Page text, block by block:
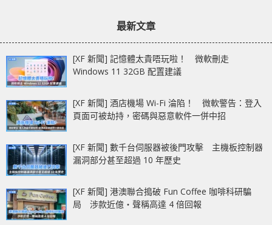
最新文章
[XF 新聞] 記憶體太貴唔玩啦！ 微軟刪走
Windows 11 32GB 配置建議
[XF 新聞] 酒店機場 Wi-Fi 淪陷！ 微軟警告：登入
頁面可被劫持，密碼與惡意軟件一併中招
[XF 新聞] 數千台伺服器被後門攻擊 主機板控制器
漏洞部分甚至超過 10 年歷史
[XF 新聞] 港澳聯合搗破 Fun Coffee 咖啡科研騙
局 涉款近億‧聲稱高達 4 倍回報